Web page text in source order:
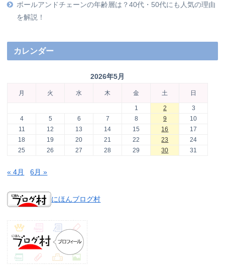
ボールアンドチェーンの年齢層は？40代・50代にも人気の理由
を解説！
カレンダー
2026年5月
月 火 水 木 金 土 日
1 2
3
4
5 6 7 8 9
10
11
12 13 14 15 16
17
18
19 20 21 22 23
24
25
26 27 28 29 30 31
« 4月 6月 »
にほんブログ村